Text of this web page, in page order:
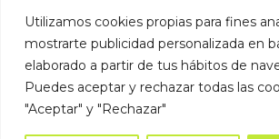
Utilizamos cookies propias para fines
mostrarte publicidad personalizada en
elaborado a partir de tus hábitos de
Puedes aceptar y rechazar todas las
"Aceptar" y "Rechazar"